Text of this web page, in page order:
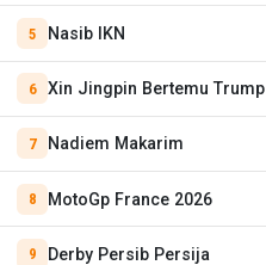
Nasib IKN
Xin Jingpin Bertemu Trump
Nadiem Makarim
MotoGp France 2026
Derby Persib Persija